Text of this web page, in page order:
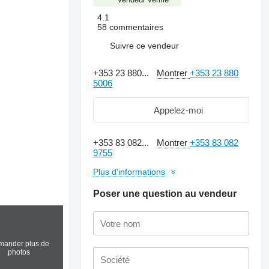
plus de
photos
4.1
58 commentaires
Suivre ce vendeur
+353 23 880... Montrer+353 23 880
5006
Appelez-moi
+353 83 082... Montrer+353 83 082
9755
Plus d'informations
Poser une question au vendeur